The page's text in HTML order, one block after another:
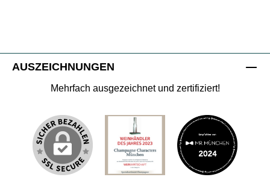
AUSZEICHNUNGEN
Mehrfach ausgezeichnet und zertifiziert!